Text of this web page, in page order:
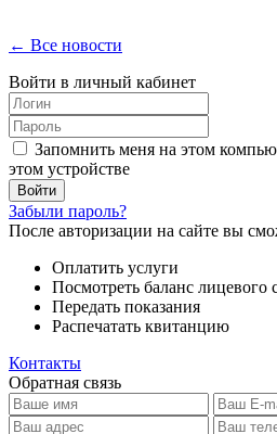
← Все новости
Войти в личный кабинет
Запомнить меня на этом
этом устройстве
Забыли пароль?
После авторизации на сайте вы
Оплатить услуги
Посмотреть баланс лицевого
Передать показания
Распечатать квитанцию
Контакты
Обратная связь